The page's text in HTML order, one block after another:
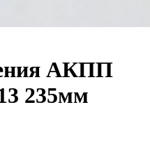
АКПП
235мм